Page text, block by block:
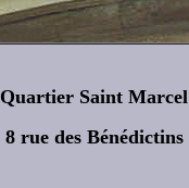
Quartier Saint Marcel
8 rue des Bénédictins